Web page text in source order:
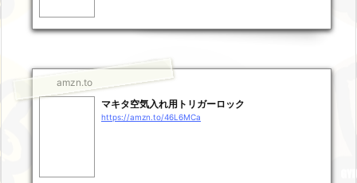
amzn.to
マキタ空気入れ用トリガーロック
https://amzn.to/46L6MCa